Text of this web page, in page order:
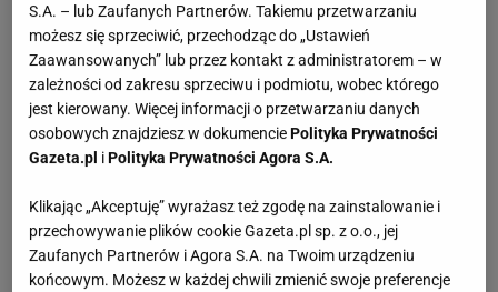
W grudniu 2012 roku mecz siatkarzy na Stadionie
Narodowym wymyślił sobie Mirosław Przedpełski.
Prezes Polskiego Związku Piłki Siatkowej chciał, by
nasza reprezentacja zmierzyła się w Warszawie z
najlepszą drużyną ostatnich lat biało-czerwoni przed
rokiem na Narodowym tylko trenowali, a o punkty
walczyli na Torwarze. - Tu jest pięknie. Powinniśmy
S.A. – lub Zaufanych Partnerów. Takiemu przetwarzaniu
możesz się sprzeciwić, przechodząc do „Ustawień
Zaawansowanych” lub przez kontakt z administratorem – w
zależności od zakresu sprzeciwu i podmiotu, wobec którego
jest kierowany. Więcej informacji o przetwarzaniu danych
osobowych znajdziesz w dokumenciePolityka Prywatności
Gazeta.pl iPolityka Prywatności Agora S.A.
Klikając „Akceptuję” wyrażasz też zgodę na zainstalowanie i
przechowywanie plików cookie Gazeta.pl sp. z o.o., jej
Zaufanych Partnerów i Agora S.A. na Twoim urządzeniu
końcowym. Możesz w każdej chwili zmienić swoje preferencje